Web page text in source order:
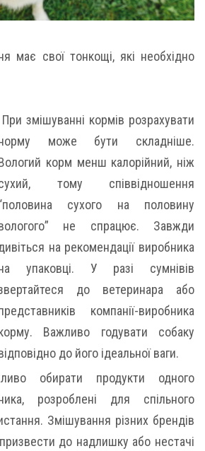
має свої тонкощі, які необхідно
При змішуванні кормів розрахувати
може бути складніше.
корм менш калорійний, ніж
тому співвідношення
сухого на половину
не спрацює. Завжди
на рекомендації виробника
упаковці. У разі сумнівів
до ветеринара або
компанії-виробника
Важливо годувати собаку
до його ідеальної ваги.
обирати продукти одного
розроблені для спільного
Змішування різних брендів
до надлишку або нестачі